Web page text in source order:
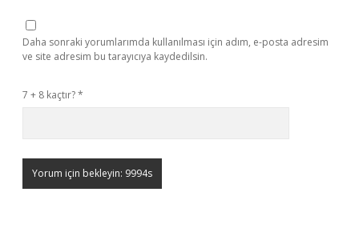
Daha sonraki yorumlarımda kullanılması için adım, e-posta adresim
ve site adresim bu tarayıcıya kaydedilsin.
7 + 8 kaçtır?*